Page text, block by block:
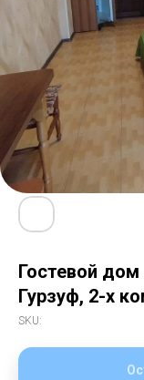
Гостевой
Гурзуф, 2-х
SKU: